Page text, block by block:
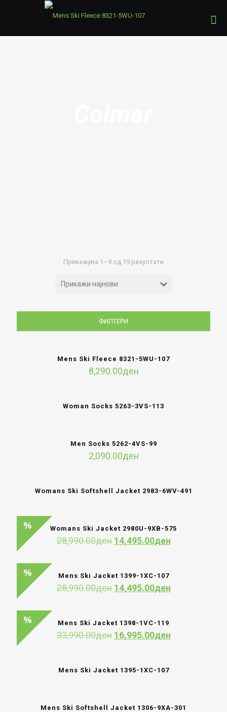
Прикажува 1–9 од 19 резултати
latest
ФИЛТЕРИ
Mens Ski Fleece 8321-5WU-107
8,290.00ден
Woman Socks 5263-3VS-113
Men Socks 5262-4VS-99
2,090.00ден
Womans Ski Softshell Jacket 2983-6WV-491
Womans Ski Jacket 2980U-9XB-575
28,990.00ден Original
14,495.00денCurrent
Mens Ski Jacket 1399-1XC-107
28,990.00ден Original
14,495.00денCurrent
Mens Ski Jacket 1398-1VC-119
33,990.00ден Original
16,995.00денCurrent
Mens Ski Jacket 1395-1XC-107
Mens Ski Softshell Jacket 1306-9XA-301